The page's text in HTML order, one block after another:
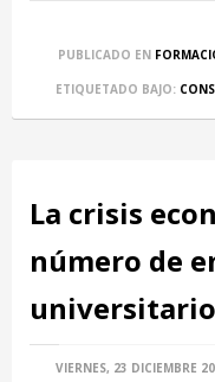
PUBLICADO EN
ETIQUETADO BAJO:
La crisis
número de
VIERNES, 23 DICIEMBRE